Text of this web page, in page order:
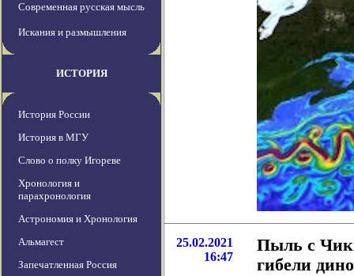
Современная русская мысль
Искания и размышления
ИСТОРИЯ
История России
История в МГУ
Слово о полку Игореве
Хронология и
парахронология
Астрономия и Хронология
Альмагест
Запечатленная Россия
25.02.2021
16:47
Пыль с
гибели